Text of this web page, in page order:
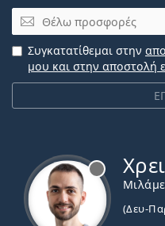
Email
Συγκατατίθεμαι στην
μου και στην αποστολή
(Δευ-